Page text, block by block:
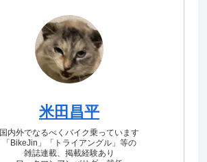
米田昌平
国内外でなるべくバイク乗っています
「BikeJin」「トライアングル」等の
雑誌連載、掲載経験あり